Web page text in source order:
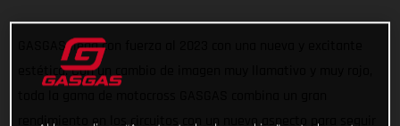
GASGAS llega con fuerza al 2023 con una nueva y excitante
estética. Con un cambio de imagen muy llamativo y muy rojo,
rendimiento en los circuitos con un nuevo aspecto para seguir